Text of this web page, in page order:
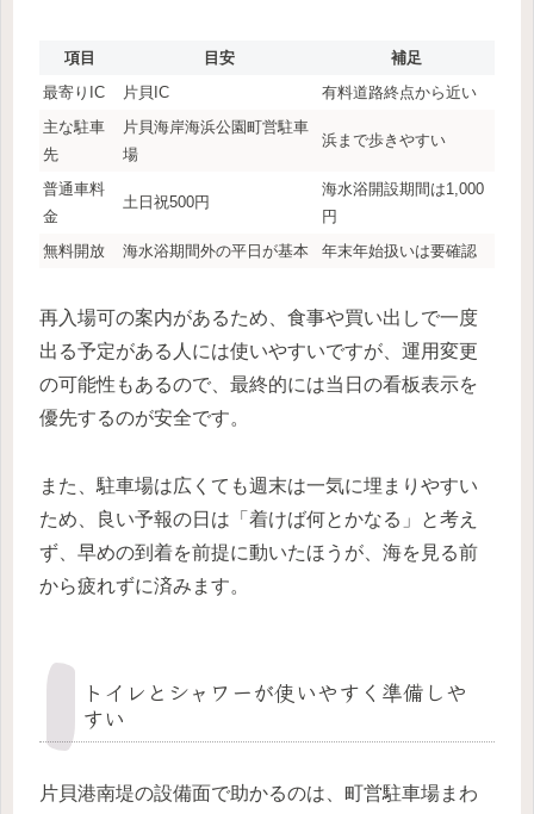
項目 目安
補足
最寄りIC
片貝IC
有料道路終点から近い
主な駐車
先
片貝海岸海浜公園町営駐車
場
浜まで歩きやすい
普通車料
金
土日祝500円
海水浴開設期間は1,000
円
無料開放
海水浴期間外の平日が基本 年末年始扱いは要確認
再入場可の案内があるため、食事や買い出しで一度
出る予定がある人には使いやすいですが、運用変更
の可能性もあるので、最終的には当日の看板表示を
優先するのが安全です。
また、駐車場は広くても週末は一気に埋まりやすい
ため、良い予報の日は「着けば何とかなる」と考え
ず、早めの到着を前提に動いたほうが、海を見る前
から疲れずに済みます。
トイレとシャワーが使いやすく準備しや
すい
片貝港南堤の設備面で助かるのは、町営駐車場まわ